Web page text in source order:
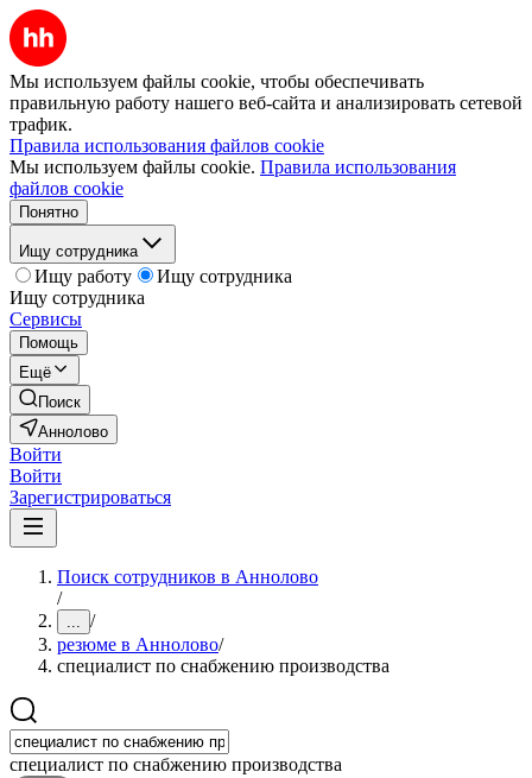
Мы используем файлы cookie, чтобы обеспечивать
правильную работу нашего веб-сайта и анализировать сетевой
трафик.
Правила использования файлов cookie
Мы используем файлы cookie. Правила использования
файлов cookie
Понятно
Ищу сотрудника
Ищу работу
Ищу сотрудника
Ищу сотрудника
Сервисы
Помощь
Ещё
Поиск
Аннолово
Войти
Войти
Зарегистрироваться
Поиск сотрудников в Аннолово
/
... /
резюме в Аннолово/
специалист по снабжению производства
специалист по снабжению производства